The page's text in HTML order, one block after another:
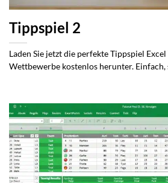
Tippspiel 2
Laden Sie jetzt die perfekte Tippspiel
Wettbewerbe kostenlos herunter. Einfach,